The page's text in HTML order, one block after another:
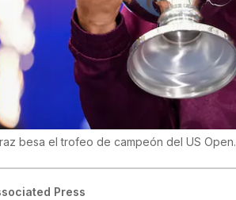
besa el trofeo de campeón del US Open.
Press